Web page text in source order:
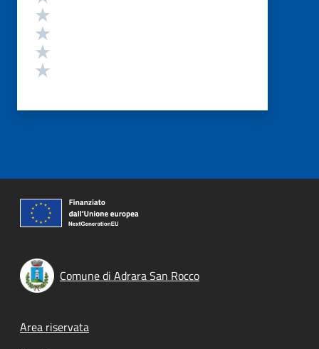
Comune di Adrara San Rocco
Footer menu
Area riservata